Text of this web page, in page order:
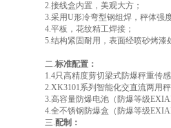
2.接线盒内置，美观大方；
3.采用U形冷弯型钢组焊，秤体强
4.平板，花纹精工焊接；
5.结构紧固耐用，表面经喷砂烤漆
二.标准配置：
1.4只高精度剪切梁式防爆秤重传
2.XK3101系列智能化交直流两用
3.高容量防爆电池（防爆等级
4.全不锈钢防爆盒（防爆等级
三.配制：